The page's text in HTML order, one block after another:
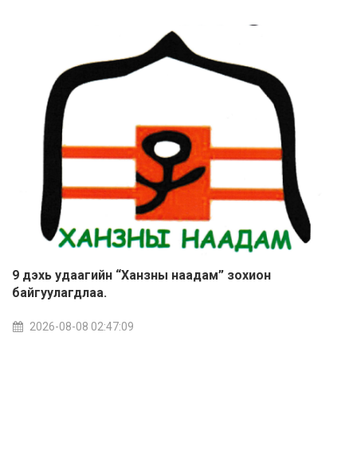
9 дэхь удаагийн “Ханзны наадам” зохион
байгуулагдлаа.
2026-08-08 02:47:09